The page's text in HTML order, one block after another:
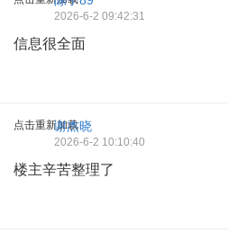
2026-6-2 09:42:31
信息很全面
点击重新加载
谢杰晓
2026-6-2 10:10:40
楼主辛苦整理了